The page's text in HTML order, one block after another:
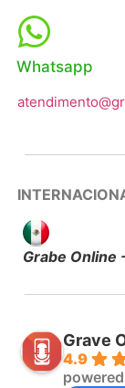
Whatsapp
Grabe Online
Grave
4.9